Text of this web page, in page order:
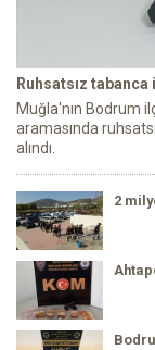
Ruhsatsız tabanca
Muğla'nın Bodrum
aramasında
alındı.
2